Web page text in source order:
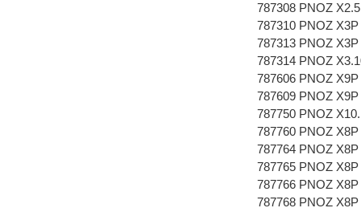
787308 PNOZ
787310 PNOZ
787313 PNOZ
787314 PNOZ
787606 PNOZ
787609 PNOZ
787750 PNOZ
787760 PNOZ
787764 PNOZ
787765 PNOZ
787766 PNOZ
787768 PNOZ